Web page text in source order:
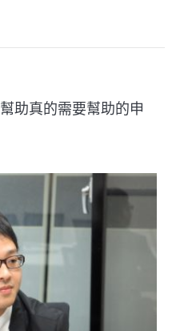
助真的需要幫助的申